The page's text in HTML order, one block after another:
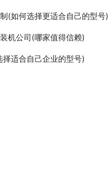
(如何选择更适合自己的型号)
机公司(哪家值得信赖)
适合自己企业的型号)